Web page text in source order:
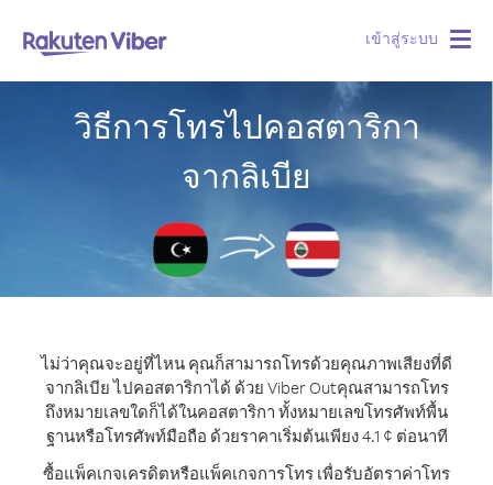
เข้าสู่ระบบ
วิธีการโทรไปคอสตาริกา
จากลิเบีย
ไม่ว่าคุณจะอยู่ที่ไหน คุณก็สามารถโทรด้วยคุณภาพเสียงที่ดี
จากลิเบีย ไปคอสตาริกาได้ ด้วย Viber Outคุณสามารถโทร
ถึงหมายเลขใดก็ได้ในคอสตาริกา ทั้งหมายเลขโทรศัพท์พื้น
ฐานหรือโทรศัพท์มือถือ ด้วยราคาเริ่มต้นเพียง 4.1 ¢ ต่อนาที
ซื้อแพ็คเกจเครดิตหรือแพ็คเกจการโทร เพื่อรับอัตราค่าโทร